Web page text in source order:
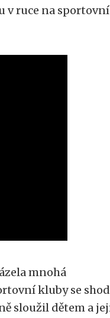
v ruce na sportovní
mnohá
kluby se
sloužil dětem a